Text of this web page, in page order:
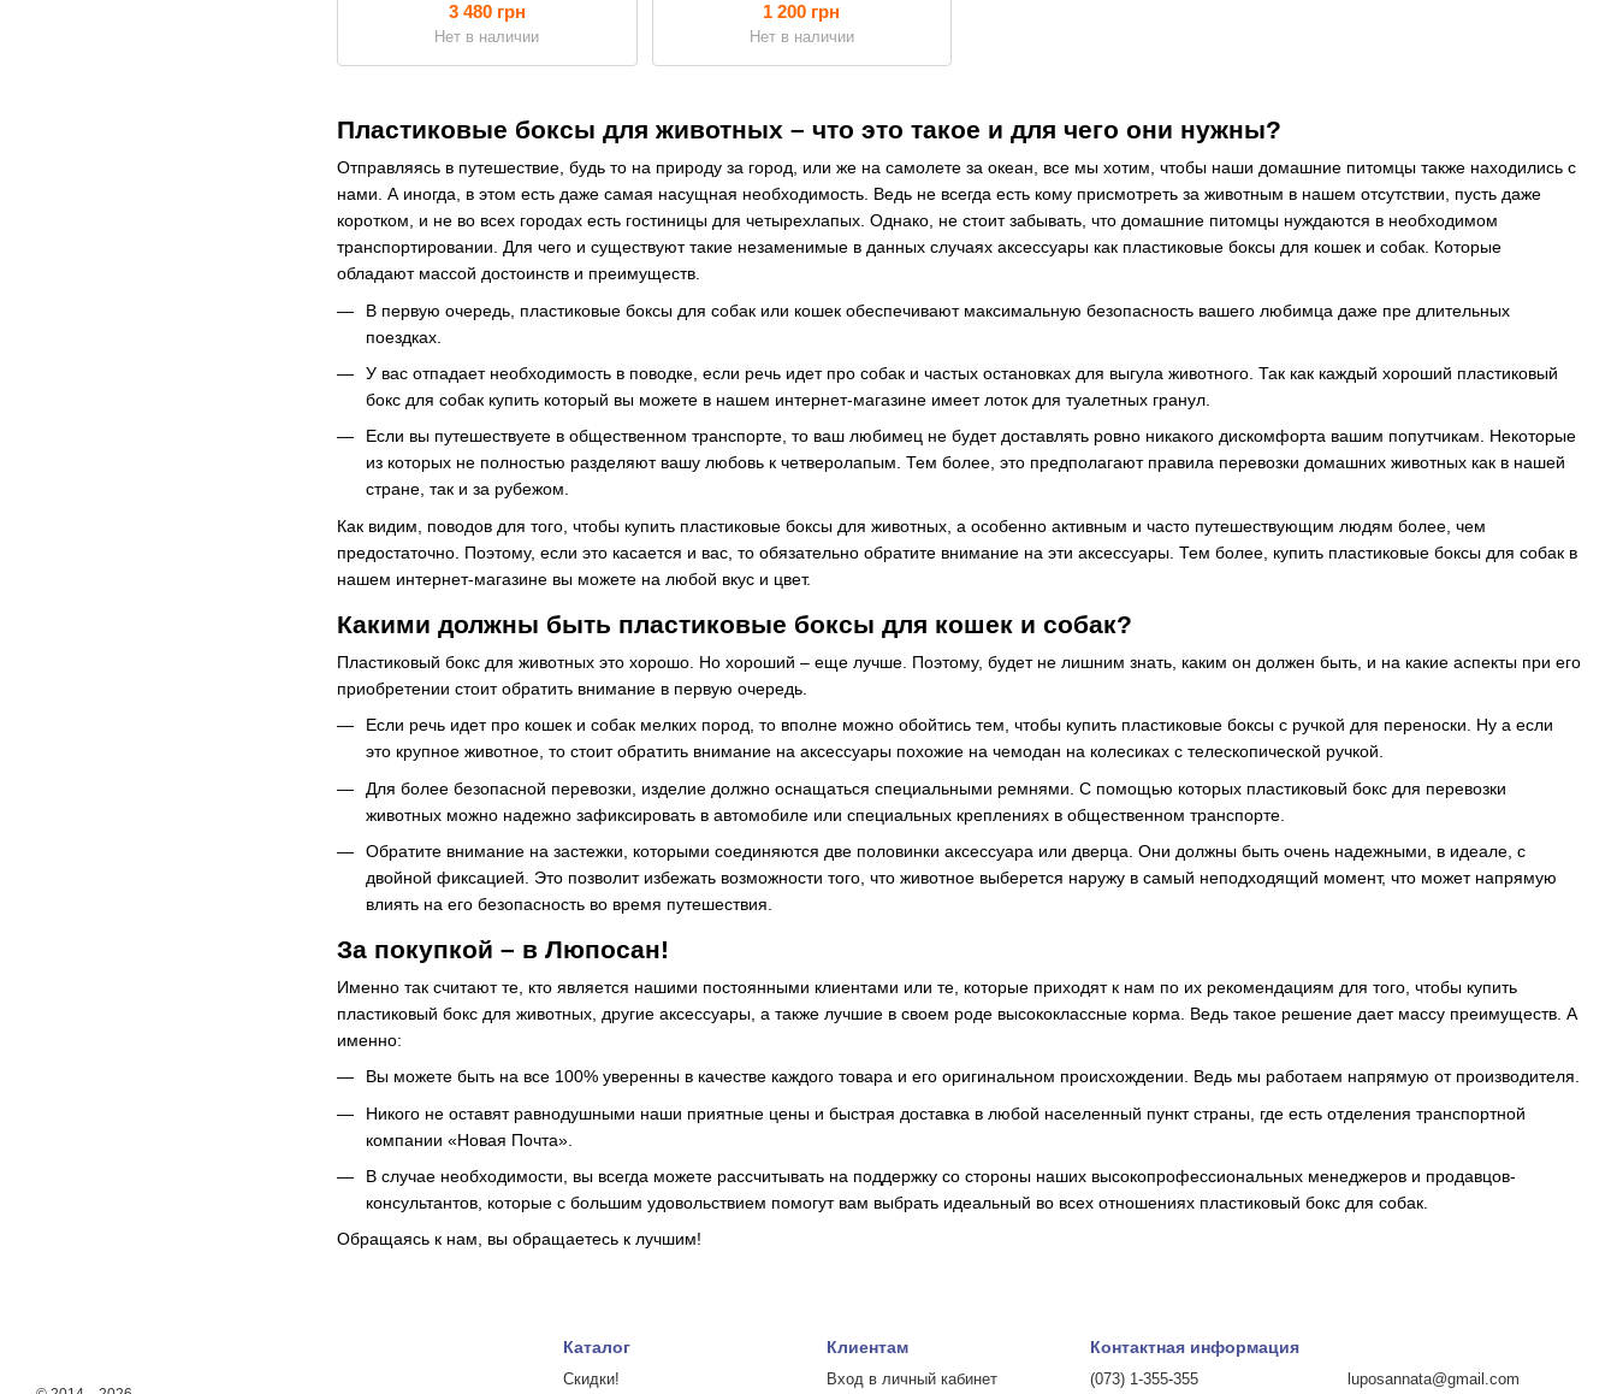
Пластиковые боксы для животных – что это такое и для чего они нужны?
Отправляясь в путешествие, будь то на природу за город, или же на самолете за океан, все мы хотим, чтобы наши домашние питомцы также находились с
нами. А иногда, в этом есть даже самая насущная необходимость. Ведь не всегда есть кому присмотреть за животным в нашем отсутствии, пусть даже
коротком, и не во всех городах есть гостиницы для четырехлапых. Однако, не стоит забывать, что домашние питомцы нуждаются в необходимом
транспортировании. Для чего и существуют такие незаменимые в данных случаях аксессуары как пластиковые боксы для кошек и собак. Которые
обладают массой достоинств и преимуществ.
В первую очередь, пластиковые боксы для собак или кошек обеспечивают максимальную безопасность вашего любимца даже пре длительных
поездках.
У вас отпадает необходимость в поводке, если речь идет про собак и частых остановках для выгула животного. Так как каждый хороший пластиковый
бокс для собак купить который вы можете в нашем интернет-магазине имеет лоток для туалетных гранул.
Если вы путешествуете в общественном транспорте, то ваш любимец не будет доставлять ровно никакого дискомфорта вашим попутчикам. Некоторые
из которых не полностью разделяют вашу любовь к четверолапым. Тем более, это предполагают правила перевозки домашних животных как в нашей
стране, так и за рубежом.
Как видим, поводов для того, чтобы купить пластиковые боксы для животных, а особенно активным и часто путешествующим людям более, чем
предостаточно. Поэтому, если это касается и вас, то обязательно обратите внимание на эти аксессуары. Тем более, купить пластиковые боксы для собак в
нашем интернет-магазине вы можете на любой вкус и цвет.
Какими должны быть пластиковые боксы для кошек и собак?
Пластиковый бокс для животных это хорошо. Но хороший – еще лучше. Поэтому, будет не лишним знать, каким он должен быть, и на какие аспекты при его
приобретении стоит обратить внимание в первую очередь.
Если речь идет про кошек и собак мелких пород, то вполне можно обойтись тем, чтобы купить пластиковые боксы с ручкой для переноски. Ну а если
это крупное животное, то стоит обратить внимание на аксессуары похожие на чемодан на колесиках с телескопической ручкой.
Для более безопасной перевозки, изделие должно оснащаться специальными ремнями. С помощью которых пластиковый бокс для перевозки
животных можно надежно зафиксировать в автомобиле или специальных креплениях в общественном транспорте.
Обратите внимание на застежки, которыми соединяются две половинки аксессуара или дверца. Они должны быть очень надежными, в идеале, с
двойной фиксацией. Это позволит избежать возможности того, что животное выберется наружу в самый неподходящий момент, что может напрямую
влиять на его безопасность во время путешествия.
За покупкой – в Люпосан!
Именно так считают те, кто является нашими постоянными клиентами или те, которые приходят к нам по их рекомендациям для того, чтобы купить
пластиковый бокс для животных, другие аксессуары, а также лучшие в своем роде высококлассные корма. Ведь такое решение дает массу преимуществ. А
именно:
Вы можете быть на все 100% уверенны в качестве каждого товара и его оригинальном происхождении. Ведь мы работаем напрямую от производителя.
Никого не оставят равнодушными наши приятные цены и быстрая доставка в любой населенный пункт страны, где есть отделения транспортной
компании «Новая Почта».
В случае необходимости, вы всегда можете рассчитывать на поддержку со стороны наших высокопрофессиональных менеджеров и продавцов-
консультантов, которые с большим удовольствием помогут вам выбрать идеальный во всех отношениях пластиковый бокс для собак.
Обращаясь к нам, вы обращаетесь к лучшим!
3 480 грн
Нет в наличии
1 200 грн
Нет в наличии
Каталог
Скидки!
Клиентам
Вход в личный кабинет
Контактная информация
(073) 1-355-355 luposannata@gmail.com